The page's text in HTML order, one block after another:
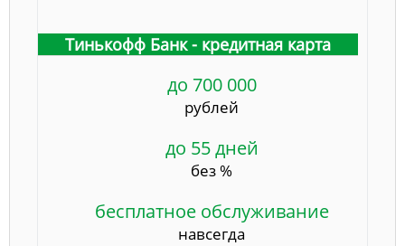
Тинькофф Банк - кредитная карта
до 700 000
рублей
до 55 дней
без %
бесплатное обслуживание
навсегда